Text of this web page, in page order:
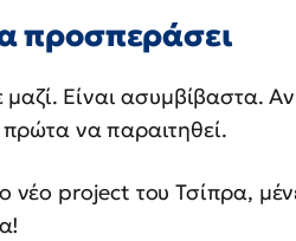
προσπεράσει
Είναι ασυμβίβαστα.
πρώτα να παραιτηθεί.
νέο project του Τσίπρα,